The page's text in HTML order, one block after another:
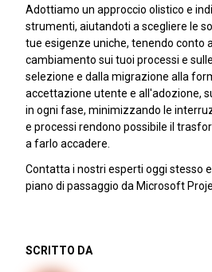
Adottiamo un approccio olistico e
strumenti, aiutandoti a scegliere le
tue esigenze uniche, tenendo conto
cambiamento sui tuoi processi e
selezione e dalla migrazione alla
accettazione utente e all'adozione,
in ogni fase, minimizzando le
e processi rendono possibile il
a farlo accadere.
Contatta i nostri esperti oggi stesso
piano di passaggio da Microsoft
SCRITTO DA